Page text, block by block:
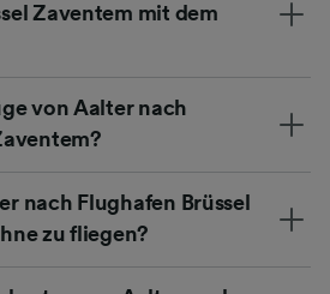
Zaventem mit dem
von Aalter nach
nach Flughafen Brüssel
zu fliegen?